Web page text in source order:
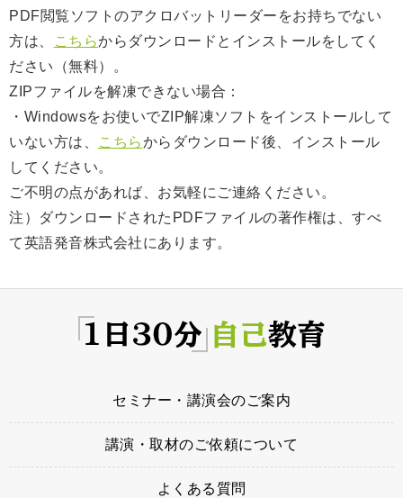
PDF閲覧ソフトのアクロバットリーダーをお持ちでない
方は、
こちらからダウンロードとインストールをしてく
ださい（無料）。
ZIPファイルを解凍できない場合：
・Windowsをお使いでZIP解凍ソフトをインストールして
いない方は、
こちらからダウンロード後、インストール
してください。
ご不明の点があれば、お気軽にご連絡ください。
注）ダウンロードされたPDFファイルの著作権は、すべ
て英語発音株式会社にあります。
セミナー・講演会のご案内
講演・取材のご依頼について
よくある質問